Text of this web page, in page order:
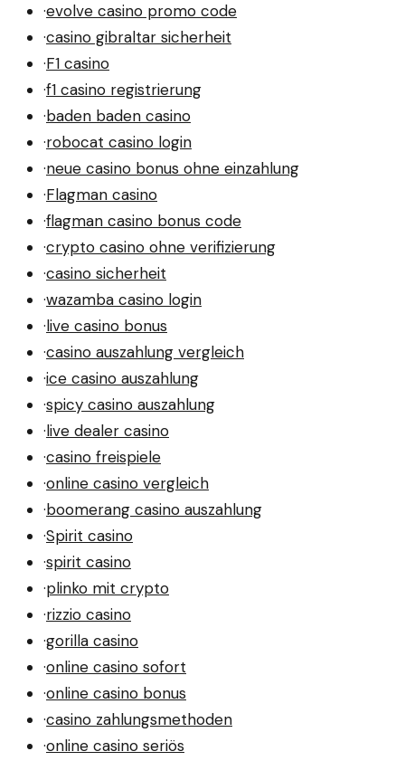
·evolve casino promo code
·casino gibraltar sicherheit
·F1 casino
·f1 casino registrierung
·baden baden casino
·robocat casino login
·neue casino bonus ohne einzahlung
·Flagman casino
·flagman casino bonus code
·crypto casino ohne verifizierung
·casino sicherheit
·wazamba casino login
·live casino bonus
·casino auszahlung vergleich
·ice casino auszahlung
·spicy casino auszahlung
·live dealer casino
·casino freispiele
·online casino vergleich
·boomerang casino auszahlung
·Spirit casino
·spirit casino
·plinko mit crypto
·rizzio casino
·gorilla casino
·online casino sofort
·online casino bonus
·casino zahlungsmethoden
·online casino seriös